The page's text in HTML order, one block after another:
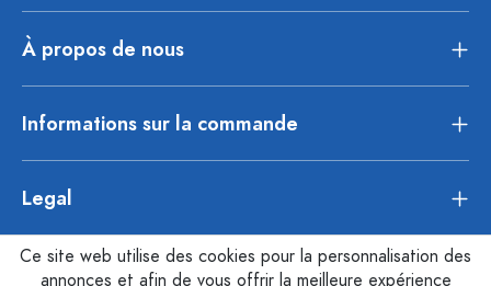
À propos de nous
Informations sur la commande
Legal
Ce site web utilise des cookies pour la personnalisation des
annonces et afin de vous offrir la meilleure expérience